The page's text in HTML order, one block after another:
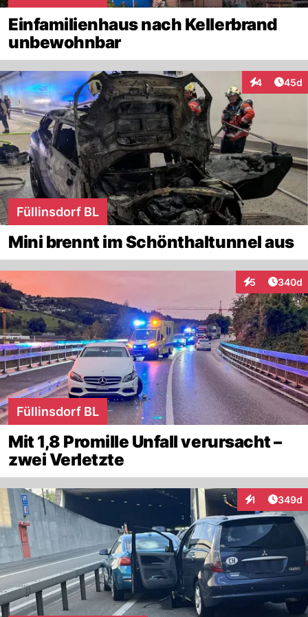
Einfamilienhaus nach Kellerbrand
unbewohnbar
4
Interaktionen
45d
Füllinsdorf BL
Mini brennt im Schönthaltunnel aus
5
Interaktionen
340d
Füllinsdorf BL
Mit 1,8 Promille Unfall verursacht –
zwei Verletzte
1
Interaktionen
349d